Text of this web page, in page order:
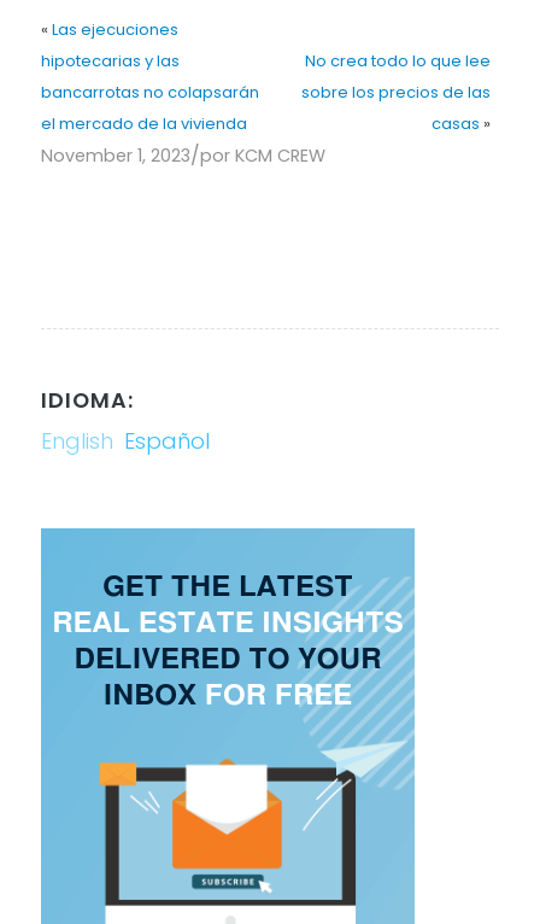
« Las ejecuciones
hipotecarias y las
bancarrotas no colapsarán
el mercado de la vivienda
No crea todo lo que lee
sobre los precios de las
casas »
November 1, 2023/por KCM CREW
IDIOMA:
English Español